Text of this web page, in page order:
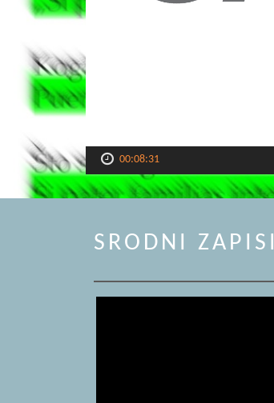
00:08:31
SRODNI ZAPISI